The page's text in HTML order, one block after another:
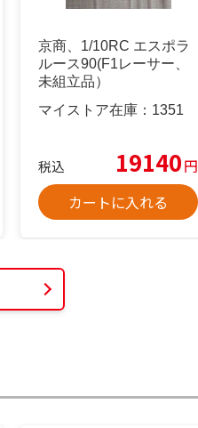
京商、1/10RC エスポラ
ルース90(F1レーサー、
未組立品）
マイストア在庫： 1351
税込 19140円
カートに入れる